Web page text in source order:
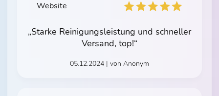
Website
„Starke Reinigungsleistung und schneller
Versand, top!“
05.12.2024 | von Anonym